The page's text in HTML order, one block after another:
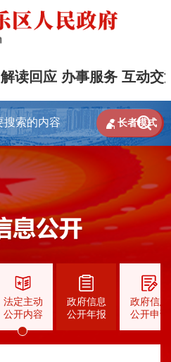
解读回应 办事服务 互动交

 长者模式
法定主动
公开内容
政府信息
公开年报
政府信息
公开申请